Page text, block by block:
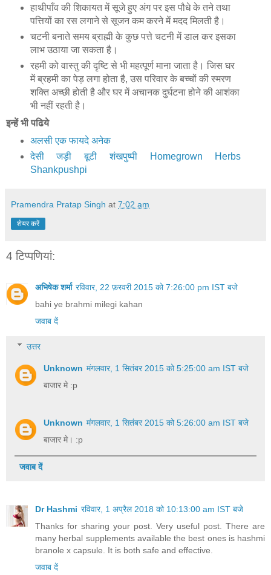
हाथीपाँव की शिकायत में सूजे हुए अंग पर इस पौधे के तने तथा
पत्तियों का रस लगाने से सूजन कम करने में मदद मिलती है।
चटनी बनाते समय ब्राह्मी के कुछ पत्ते चटनी में डाल कर इसका
लाभ उठाया जा सकता है।
रहमी को वास्तु की दृष्टि से भी महत्पूर्ण माना जाता है। जिस घर
में ब्रहमी का पेड़ लगा होता है, उस परिवार के बच्चों की स्मरण
शक्ति अच्छी होती है और घर में अचानक दुर्घटना होने की आशंका
भी नहीं रहती है।
इन्हें भी पढिये
अलसी एक फायदे अनेक
देसी जड़ी बूटी शंखपुष्पी Homegrown Herbs
Shankpushpi
Pramendra Pratap Singh at 7:02 am
शेयर करें
4 टिप्‍पणियां:
अभिषेक शर्मा रविवार, 22 फ़रवरी 2015 को 7:26:00 pm IST बजे
bahi ye brahmi milegi kahan
जवाब दें
उत्तर
Unknown मंगलवार, 1 सितंबर 2015 को 5:25:00 am IST बजे
बाजार मे :p
Unknown मंगलवार, 1 सितंबर 2015 को 5:26:00 am IST बजे
बाजार मे। :p
जवाब दें
Dr Hashmi रविवार, 1 अप्रैल 2018 को 10:13:00 am IST बजे
Thanks for sharing your post. Very useful post. There are
many herbal supplements available the best ones is hashmi
branole x capsule. It is both safe and effective.
जवाब दें